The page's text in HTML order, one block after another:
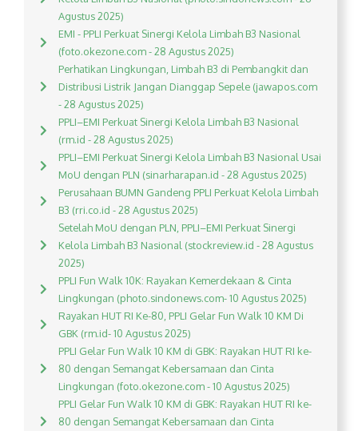
Agustus 2025)
EMI - PPLI Perkuat Sinergi Kelola Limbah B3 Nasional
(foto.okezone.com - 28 Agustus 2025)
Perhatikan Lingkungan, Limbah B3 di Pembangkit dan
Distribusi Listrik Jangan Dianggap Sepele (jawapos.com
- 28 Agustus 2025)
PPLI–EMI Perkuat Sinergi Kelola Limbah B3 Nasional
(rm.id - 28 Agustus 2025)
PPLI–EMI Perkuat Sinergi Kelola Limbah B3 Nasional Usai
MoU dengan PLN (sinarharapan.id - 28 Agustus 2025)
Perusahaan BUMN Gandeng PPLI Perkuat Kelola Limbah
B3 (rri.co.id - 28 Agustus 2025)
Setelah MoU dengan PLN, PPLI–EMI Perkuat Sinergi
Kelola Limbah B3 Nasional (stockreview.id - 28 Agustus
2025)
PPLI Fun Walk 10K: Rayakan Kemerdekaan & Cinta
Lingkungan (photo.sindonews.com- 10 Agustus 2025)
Rayakan HUT RI Ke-80, PPLI Gelar Fun Walk 10 KM Di
GBK (rm.id- 10 Agustus 2025)
PPLI Gelar Fun Walk 10 KM di GBK: Rayakan HUT RI ke-
80 dengan Semangat Kebersamaan dan Cinta
Lingkungan (foto.okezone.com - 10 Agustus 2025)
PPLI Gelar Fun Walk 10 KM di GBK: Rayakan HUT RI ke-
80 dengan Semangat Kebersamaan dan Cinta